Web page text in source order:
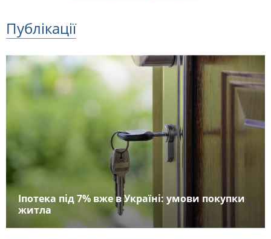
Публікації
Іпотека під 7% вже в Україні: умови покупки
житла